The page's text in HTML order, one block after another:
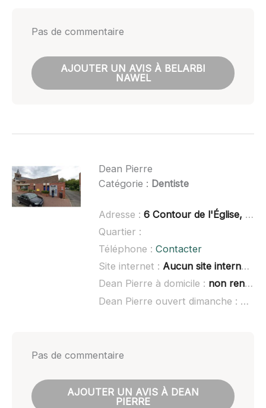
Pas de commentaire
AJOUTER UN AVIS À BELARBI
NAWEL
Dean Pierre
Catégorie : Dentiste
Adresse : 6 Contour de l'Église, 59960 Neuville-en-Ferrain
Quartier :
Téléphone : Contacter
Site internet : Aucun site internet connu
Dean Pierre à domicile : non renseigné
Dean Pierre ouvert dimanche :
non
Pas de commentaire
AJOUTER UN AVIS À DEAN
PIERRE